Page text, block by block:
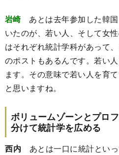
岩崎あとは去年参加した韓国
いたのが、若い人、そして女
はそれぞれ統計学科があって
のポストもあるんです。若い
ます。その意味で若い人を育
と思いますね。
ボリュームゾーンとプロ
分けて統計学を広める
西内 あとは一口に統計とい